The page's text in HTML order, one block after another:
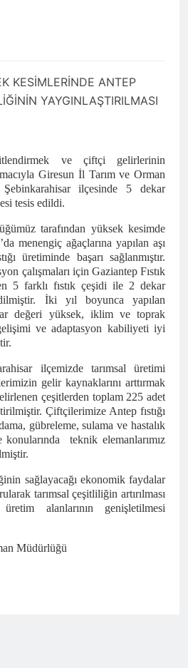
KESİMLERİNDE ANTEP
YAYGINLAŞTIRILMASI
ve çiftçi gelirlerinin
Giresun İl Tarım ve Orman
ilçesinde 5 dekar
tesis edildi.
tarafından yüksek kesimde
menengiç ağaçlarına yapılan aşı
üretiminde başarı sağlanmıştır.
çalışmaları için Gaziantep Fıstık
5 farklı fıstık çeşidi ile 2 dekar
İki yıl boyunca yapılan
değeri yüksek, iklim ve toprak
ve adaptasyon kabiliyeti iyi
ilçemizde tarımsal üretimi
gelir kaynaklarını arttırmak
çeşitlerden toplam 225 adet
Çiftçilerimize Antep fıstığı
gübreleme, sulama ve hastalık
konularında
teknik elemanlarımız
sağlayacağı ekonomik faydalar
tarımsal çeşitliliğin artırılması
alanlarının genişletilmesi
Müdürlüğü